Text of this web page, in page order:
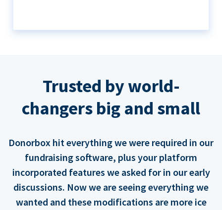
Trusted by world-
changers big and small
Donorbox hit everything we were required in our
fundraising software, plus your platform
incorporated features we asked for in our early
discussions. Now we are seeing everything we
wanted and these modifications are more ice